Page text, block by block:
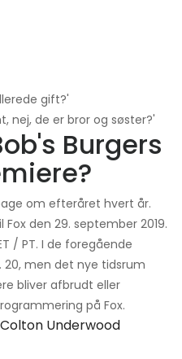
gift?'
nej, de er bror og søster?'
Burgers
om efteråret hvert år.
den 29. september 2019.
/ PT. I de foregående
men det nye tidsrum
bliver afbrudt eller
på Fox.
Underwood